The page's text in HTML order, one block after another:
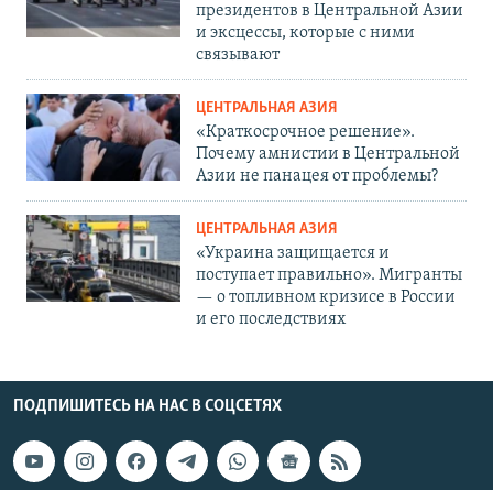
президентов в Центральной Азии
и эксцессы, которые с ними
связывают
ЦЕНТРАЛЬНАЯ АЗИЯ
«Краткосрочное решение».
Почему амнистии в Центральной
Азии не панацея от проблемы?
ЦЕНТРАЛЬНАЯ АЗИЯ
«Украина защищается и
поступает правильно». Мигранты
— о топливном кризисе в России
и его последствиях
ПОДПИШИТЕСЬ НА НАС В СОЦСЕТЯХ